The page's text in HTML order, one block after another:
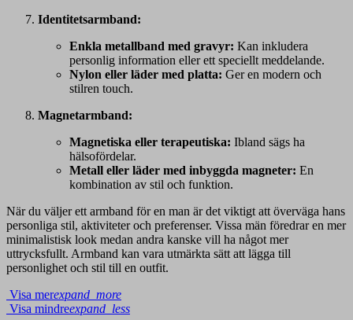
Identitetsarmband:
Enkla metallband med gravyr: Kan inkludera
personlig information eller ett speciellt meddelande.
Nylon eller läder med platta: Ger en modern och
stilren touch.
Magnetarmband:
Magnetiska eller terapeutiska: Ibland sägs ha
hälsofördelar.
Metall eller läder med inbyggda magneter: En
kombination av stil och funktion.
När du väljer ett armband för en man är det viktigt att överväga hans
personliga stil, aktiviteter och preferenser. Vissa män föredrar en mer
minimalistisk look medan andra kanske vill ha något mer
uttrycksfullt. Armband kan vara utmärkta sätt att lägga till
personlighet och stil till en outfit.
Visa merexpand_more
Visa mindreexpand_less